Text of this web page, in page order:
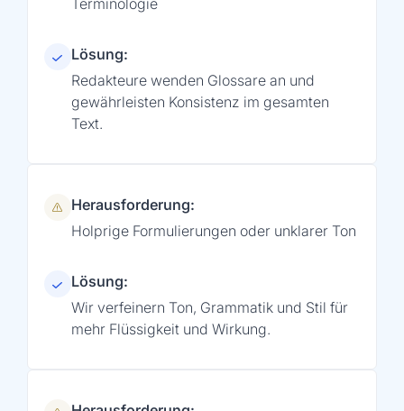
Terminologie
Lösung:
Redakteure wenden Glossare an und
gewährleisten Konsistenz im gesamten
Text.
Herausforderung:
Holprige Formulierungen oder unklarer Ton
Lösung:
Wir verfeinern Ton, Grammatik und Stil für
mehr Flüssigkeit und Wirkung.